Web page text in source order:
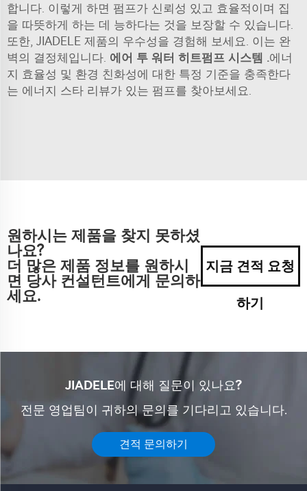
합니다. 이렇게 하면 펌프가 신뢰성 있고 효율적이며 집
을 따뜻하게 하는 데 능하다는 것을 보장할 수 있습니다.
또한, JIADELE 제품의 우수성을 경험해 보세요. 이는 완
벽의 결정체입니다. 에어 투 워터 히트펌프 시스템 .에너
지 효율성 및 환경 친화성에 대한 특정 기준을 충족한다
는 에너지 스타 리뷰가 있는 펌프를 찾아보세요.
원하시는 제품을 찾지 못하셨
나요?
더 많은 제품 정보를 원하시
면 당사 컨설턴트에게 문의하
세요.
지금 견적 요청
하기
JIADELE에 대해 질문이 있나요?
전문 영업팀이 귀하의 문의를 기다리고 있습니다.
견적 문의하기